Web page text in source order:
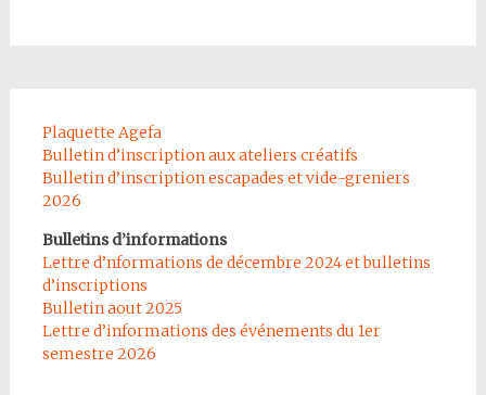
Plaquette Agefa
Bulletin d’inscription aux ateliers créatifs
Bulletin d’inscription escapades et vide-greniers
2026
Bulletins d’informations
Lettre d’nformations de décembre 2024 et bulletins
d’inscriptions
Bulletin aout 2025
Lettre d’informations des événements du 1er
semestre 2026